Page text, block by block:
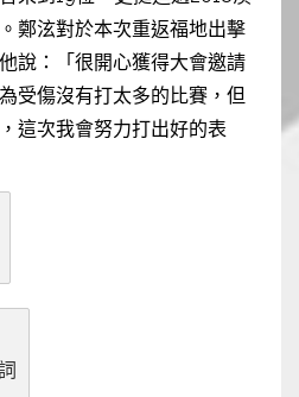
鄭泫對於本次重返福地出擊
說：「很開心獲得大會邀請
受傷沒有打太多的比賽，但
這次我會努力打出好的表